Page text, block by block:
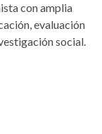
con amplia
evaluación
social.